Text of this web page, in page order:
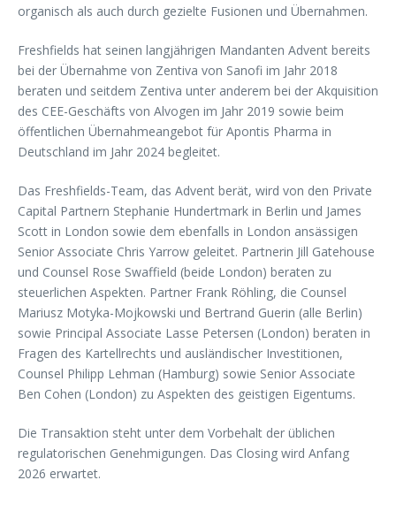
organisch als auch durch gezielte Fusionen und Übernahmen.
Freshfields hat seinen langjährigen Mandanten Advent bereits
bei der Übernahme von Zentiva von Sanofi im Jahr 2018
beraten und seitdem Zentiva unter anderem bei der Akquisition
des CEE-Geschäfts von Alvogen im Jahr 2019 sowie beim
öffentlichen Übernahmeangebot für Apontis Pharma in
Deutschland im Jahr 2024 begleitet.
Das Freshfields-Team, das Advent berät, wird von den Private
Capital Partnern Stephanie Hundertmark in Berlin und James
Scott in London sowie dem ebenfalls in London ansässigen
Senior Associate Chris Yarrow geleitet. Partnerin Jill Gatehouse
und Counsel Rose Swaffield (beide London) beraten zu
steuerlichen Aspekten. Partner Frank Röhling, die Counsel
Mariusz Motyka-Mojkowski und Bertrand Guerin (alle Berlin)
sowie Principal Associate Lasse Petersen (London) beraten in
Fragen des Kartellrechts und ausländischer Investitionen,
Counsel Philipp Lehman (Hamburg) sowie Senior Associate
Ben Cohen (London) zu Aspekten des geistigen Eigentums.
Die Transaktion steht unter dem Vorbehalt der üblichen
regulatorischen Genehmigungen. Das Closing wird Anfang
2026 erwartet.